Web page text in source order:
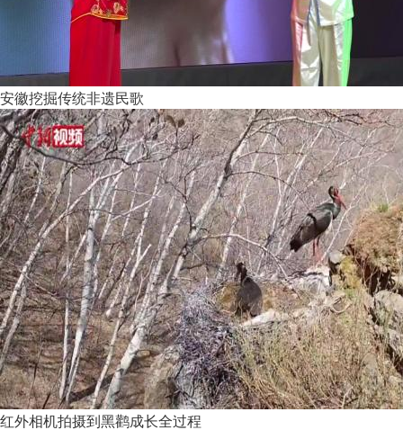
安徽挖掘传统非遗民歌
红外相机拍摄到黑鹳成长全过程